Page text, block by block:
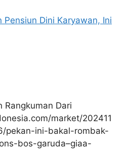
Pensiun Dini Karyawan, Ini
Rangkuman Dari
market/202411
pekan-ini-bakal-rombak-
bos-garuda–giaa-